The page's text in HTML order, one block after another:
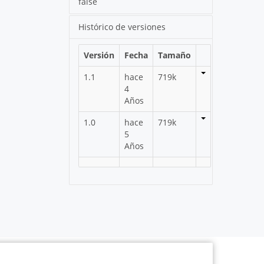
Histórico de versiones
Versión Fecha
Tamaño
1.1
hace
4
Años
719k
1.0
hace
5
Años
719k